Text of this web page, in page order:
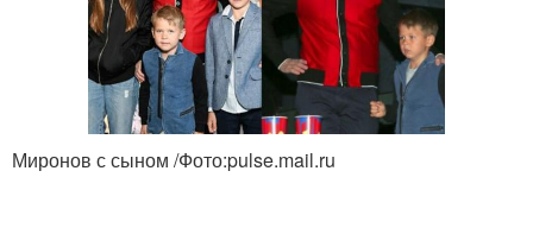
Миронов с сыном /Фото:pulse.mail.ru